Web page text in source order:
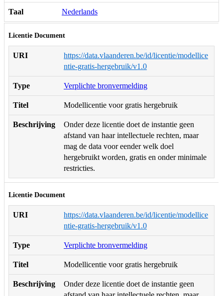
Taal Nederlands
Licentie Document
URI
https://data.vlaanderen.be/id/licentie/modellice
ntie-gratis-hergebruik/v1.0
Type Verplichte bronvermelding
Titel Modellicentie voor gratis hergebruik
Beschrijving
Onder deze licentie doet de instantie geen
afstand van haar intellectuele rechten, maar
mag de data voor eender welk doel
hergebruikt worden, gratis en onder minimale
restricties.
Licentie Document
URI
https://data.vlaanderen.be/id/licentie/modellice
ntie-gratis-hergebruik/v1.0
Type Verplichte bronvermelding
Titel Modellicentie voor gratis hergebruik
Beschrijving
Onder deze licentie doet de instantie geen